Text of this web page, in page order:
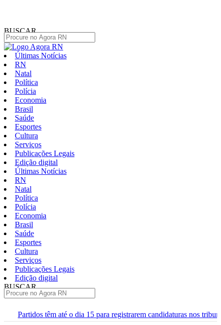
BUSCAR
Últimas Notícias
RN
Natal
Política
Polícia
Economia
Brasil
Saúde
Esportes
Cultura
Serviços
Publicações Legais
Edição digital
Últimas Notícias
RN
Natal
Política
Polícia
Economia
Brasil
Saúde
Esportes
Cultura
Serviços
Publicações Legais
Edição digital
BUSCAR
dia 15 para registrarem candidaturas nos tribunais
Senai RN